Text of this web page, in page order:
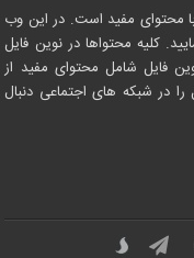
محتوای مفید است. در این وب
کلیه محتواها در نوین فایل
فایل شامل محتوای مفید از
در شبکه های اجتماعی دنبال